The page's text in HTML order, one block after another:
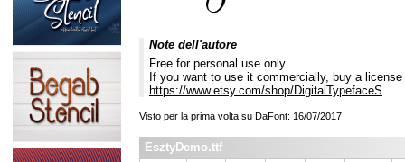
Note dell'autore
Free for personal use only.
If you want to use it commercially, buy a
https://www.etsy.com/shop/DigitalTypefaceS
Visto per la prima volta su DaFont: 16/07/2017
EsztyDemo.ttf